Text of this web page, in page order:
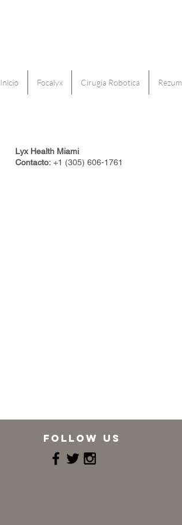
Inicio Focalyx Cirugia Robotica Rezum
Lyx Health Miami
Contacto: +1 (305) 606-1761
follow us